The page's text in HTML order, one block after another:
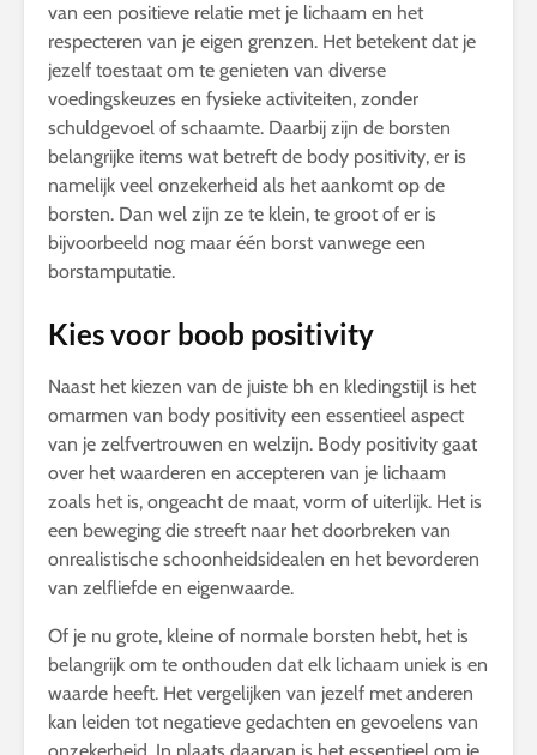
van een positieve relatie met je lichaam en het
respecteren van je eigen grenzen. Het betekent dat je
jezelf toestaat om te genieten van diverse
voedingskeuzes en fysieke activiteiten, zonder
schuldgevoel of schaamte. Daarbij zijn de borsten
belangrijke items wat betreft de body positivity, er is
namelijk veel onzekerheid als het aankomt op de
borsten. Dan wel zijn ze te klein, te groot of er is
bijvoorbeeld nog maar één borst vanwege een
borstamputatie.
Kies voor boob positivity
Naast het kiezen van de juiste bh en kledingstijl is het
omarmen van body positivity een essentieel aspect
van je zelfvertrouwen en welzijn. Body positivity gaat
over het waarderen en accepteren van je lichaam
zoals het is, ongeacht de maat, vorm of uiterlijk. Het is
een beweging die streeft naar het doorbreken van
onrealistische schoonheidsidealen en het bevorderen
van zelfliefde en eigenwaarde.
Of je nu grote, kleine of normale borsten hebt, het is
belangrijk om te onthouden dat elk lichaam uniek is en
waarde heeft. Het vergelijken van jezelf met anderen
kan leiden tot negatieve gedachten en gevoelens van